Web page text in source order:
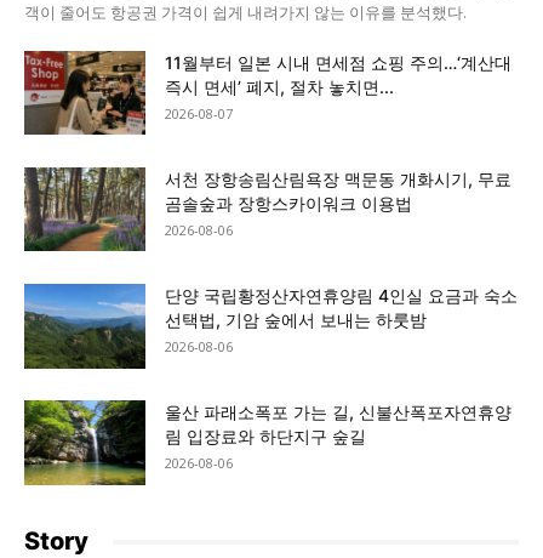
객이 줄어도 항공권 가격이 쉽게 내려가지 않는 이유를 분석했다.
11월부터 일본 시내 면세점 쇼핑 주의…‘계산대
즉시 면세’ 폐지, 절차 놓치면...
2026-08-07
서천 장항송림산림욕장 맥문동 개화시기, 무료
곰솔숲과 장항스카이워크 이용법
2026-08-06
단양 국립황정산자연휴양림 4인실 요금과 숙소
선택법, 기암 숲에서 보내는 하룻밤
2026-08-06
울산 파래소폭포 가는 길, 신불산폭포자연휴양
림 입장료와 하단지구 숲길
2026-08-06
Story